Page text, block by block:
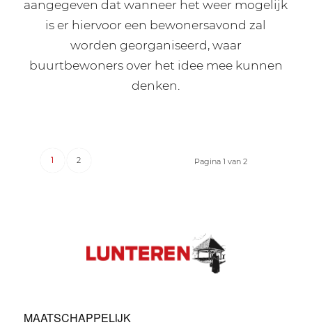
aangegeven dat wanneer het weer mogelijk
is er hiervoor een bewonersavond zal
worden georganiseerd, waar
buurtbewoners over het idee mee kunnen
denken.
Pagina 1 van 2
1 2
MAATSCHAPPELIJK